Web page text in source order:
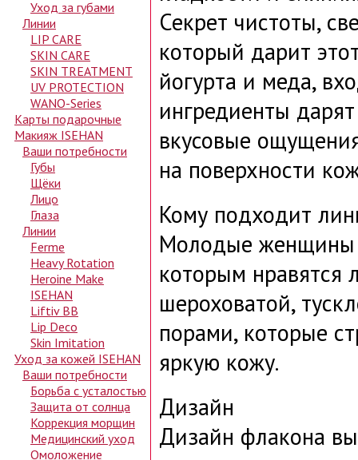
Секрет чистоты,
который дарит
йогурта и меда,
ингредиенты
вкусовые
на поверхности
Кому подходит
Молодые женщины
которым нравятся
шероховатой,
порами, которые
яркую кожу.
Дизайн
Дизайн флакона
Уход за губами
Линии
LIP CARE
SKIN CARE
SKIN TREATMENT
UV PROTECTION
WANO-Series
Карты подарочные
Макияж ISEHAN
Ваши потребности
Губы
Щёки
Лицо
Глаза
Линии
Ferme
Heavy Rotation
Heroine Make
ISEHAN
Liftiv BB
Lip Deco
Skin Imitation
Уход за кожей ISEHAN
Ваши потребности
Борьба с усталостью
Защита от солнца
Коррекция морщин
Медицинский уход
Омоложение